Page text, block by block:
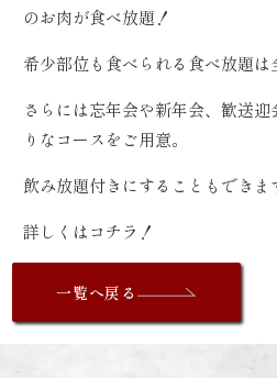
のお肉が食べ放題！
希少部位も食べられる食べ放題は
さらには忘年会や新年会、歓送
りなコースをご用意。
飲み放題付きにすることもできま
詳しくはコチラ！
一覧へ戻る